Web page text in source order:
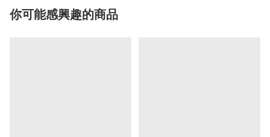
你可能感興趣的商品